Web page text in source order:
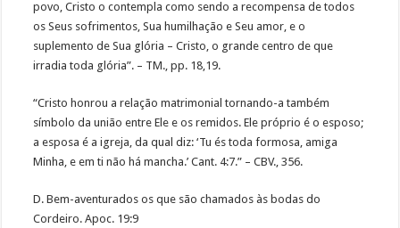
povo, Cristo o contempla como sendo a recompensa de todos
os Seus sofrimentos, Sua humilhação e Seu amor, e o
suplemento de Sua glória – Cristo, o grande centro de que
irradia toda glória”. – TM., pp. 18,19.
“Cristo honrou a relação matrimonial tornando-a também
símbolo da união entre Ele e os remidos. Ele próprio é o esposo;
a esposa é a igreja, da qual diz: ‘Tu és toda formosa, amiga
Minha, e em ti não há mancha.’ Cant. 4:7.” – CBV., 356.
D. Bem-aventurados os que são chamados às bodas do
Cordeiro. Apoc. 19:9